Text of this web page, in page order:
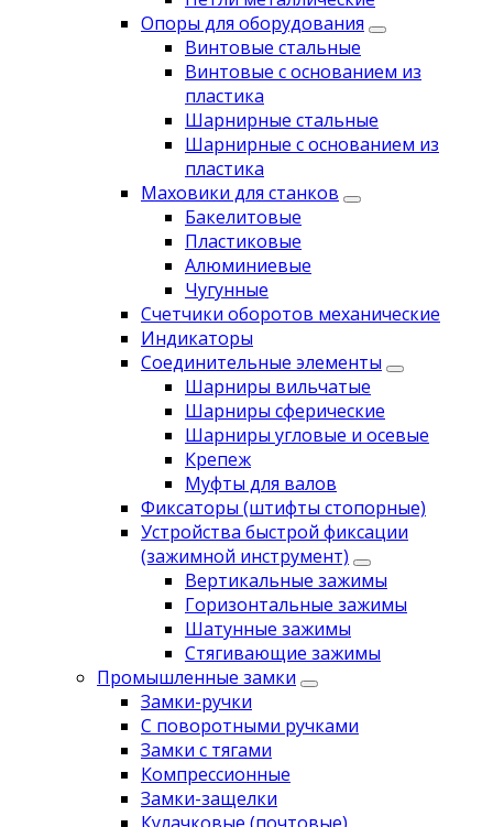
Опоры для оборудования
Винтовые стальные
Винтовые с основанием из
пластика
Шарнирные стальные
Шарнирные с основанием из
пластика
Маховики для станков
Бакелитовые
Пластиковые
Алюминиевые
Чугунные
Счетчики оборотов механические
Индикаторы
Соединительные элементы
Шарниры вильчатые
Шарниры сферические
Шарниры угловые и осевые
Крепеж
Муфты для валов
Фиксаторы (штифты стопорные)
Устройства быстрой фиксации
(зажимной инструмент)
Вертикальные зажимы
Горизонтальные зажимы
Шатунные зажимы
Стягивающие зажимы
Промышленные замки
Замки-ручки
С поворотными ручками
Замки с тягами
Компрессионные
Замки-защелки